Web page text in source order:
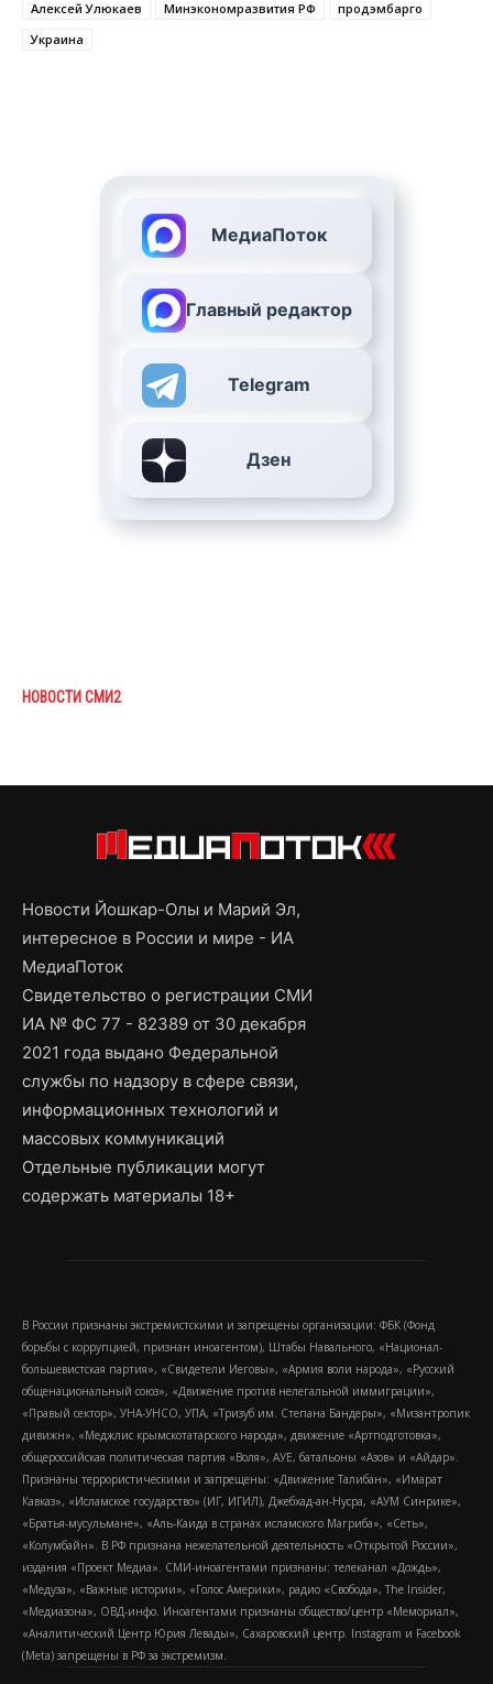
Алексей Улюкаев Минэкономразвития РФ
продэмбарго
Украина
МедиаПоток
Главный редактор
Telegram
Дзен
НОВОСТИ СМИ2
Новости Йошкар-Олы и Марий Эл,
интересное в России и мире - ИА
МедиаПоток
Свидетельство о регистрации СМИ
ИА № ФС 77 - 82389 от 30 декабря
2021 года выдано Федеральной
службы по надзору в сфере связи,
информационных технологий и
массовых коммуникаций
Отдельные публикации могут
содержать материалы 18+
В России признаны экстремистскими и запрещены организации: ФБК (Фонд
борьбы с коррупцией, признан иноагентом), Штабы Навального, «Национал-
большевистская партия», «Свидетели Иеговы», «Армия воли народа», «Русский
общенациональный союз», «Движение против нелегальной иммиграции»,
«Правый сектор», УНА-УНСО, УПА, «Тризуб им. Степана Бандеры», «Мизантропик
дивижн», «Меджлис крымскотатарского народа», движение «Артподготовка»,
общероссийская политическая партия «Воля», АУЕ, батальоны «Азов» и «Айдар».
Признаны террористическими и запрещены: «Движение Талибан», «Имарат
Кавказ», «Исламское государство» (ИГ, ИГИЛ), Джебхад-ан-Нусра, «АУМ Синрике»,
«Братья-мусульмане», «Аль-Каида в странах исламского Магриба», «Сеть»,
«Колумбайн». В РФ признана нежелательной деятельность «Открытой России»,
издания «Проект Медиа». СМИ-иноагентами признаны: телеканал «Дождь»,
«Медуза», «Важные истории», «Голос Америки», радио «Свобода», The Insider,
«Медиазона», ОВД-инфо. Иноагентами признаны общество/центр «Мемориал»,
«Аналитический Центр Юрия Левады», Сахаровский центр. Instagram и Facebook
(Metа) запрещены в РФ за экстремизм.